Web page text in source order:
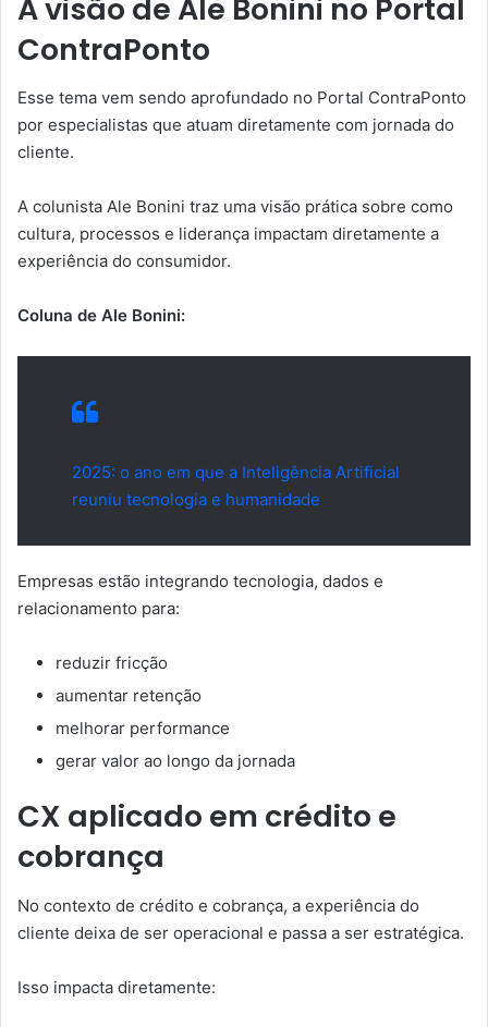
A visão de Ale Bonini no Portal
ContraPonto
Esse tema vem sendo aprofundado no Portal ContraPonto
por especialistas que atuam diretamente com jornada do
cliente.
A colunista Ale Bonini traz uma visão prática sobre como
cultura, processos e liderança impactam diretamente a
experiência do consumidor.
Coluna de Ale Bonini:
2025: o ano em que a Inteligência Artificial
reuniu tecnologia e humanidade
Empresas estão integrando tecnologia, dados e
relacionamento para:
reduzir fricção
aumentar retenção
melhorar performance
gerar valor ao longo da jornada
CX aplicado em crédito e
cobrança
No contexto de crédito e cobrança, a experiência do
cliente deixa de ser operacional e passa a ser estratégica.
Isso impacta diretamente: